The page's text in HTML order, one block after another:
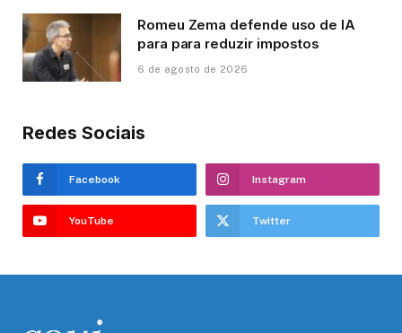
Romeu Zema defende uso de IA
para para reduzir impostos
6 de agosto de 2026
Redes Sociais
Facebook Instagram
YouTube Twitter